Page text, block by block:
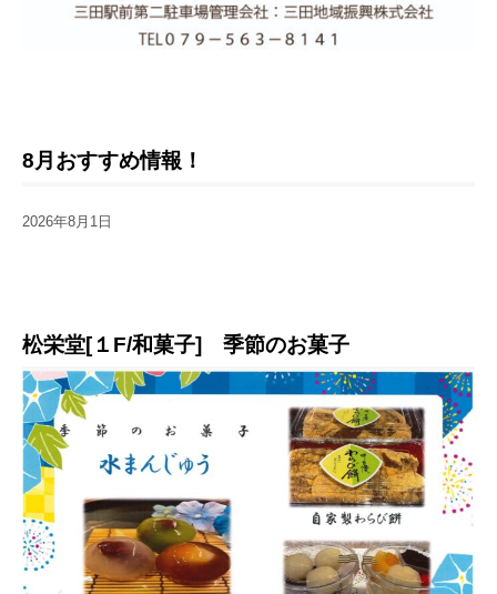
8月おすすめ情報！
2026年8月1日
松栄堂[１F/和菓子] 季節のお菓子